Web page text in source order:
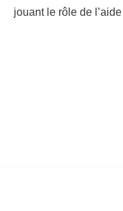
jouant le rôle de